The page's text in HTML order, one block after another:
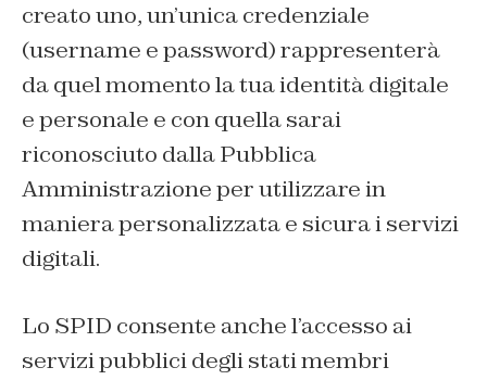
creato uno, un’unica credenziale
(username e password) rappresenterà
da quel momento la tua identità digitale
e personale e con quella sarai
riconosciuto dalla Pubblica
Amministrazione per utilizzare in
maniera personalizzata e sicura i servizi
digitali.
Lo SPID consente anche l’accesso ai
servizi pubblici degli stati membri